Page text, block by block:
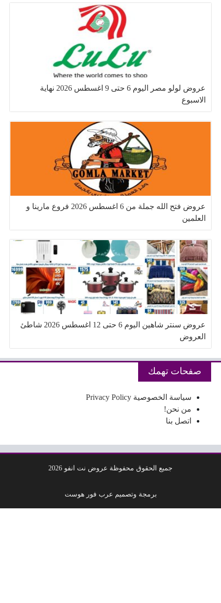
عروض لولو مصر اليوم 6 حتى 9 اغسطس 2026 نهاية
الاسبوع
عروض فتح الله جملة من 6 اغسطس 2026 فروع مارينا و
العلمين
عروض سنتر شاهين اليوم 6 حتى 12 اغسطس 2026 شاطئ
العروض
صفحات تهمك
سياسة الخصوصية Privacy Policy
من نحن!
اتصل بنا
جميع الحقوق محفوظة عروض نت انفو 2026
برمجة وتصميم عرب فور هوست